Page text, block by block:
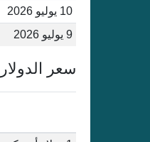
10 يوليو 2026
9 يوليو 2026
سعر